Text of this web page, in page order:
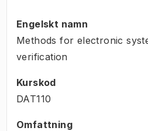
Engelskt namn
Methods for electronic
verification
Kurskod
DAT110
Omfattning